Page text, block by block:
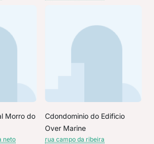
Morro do
neto
Cdondominio do Edificio
Over Marine
rua campo da ribeira